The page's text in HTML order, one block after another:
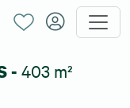
- 403 m²